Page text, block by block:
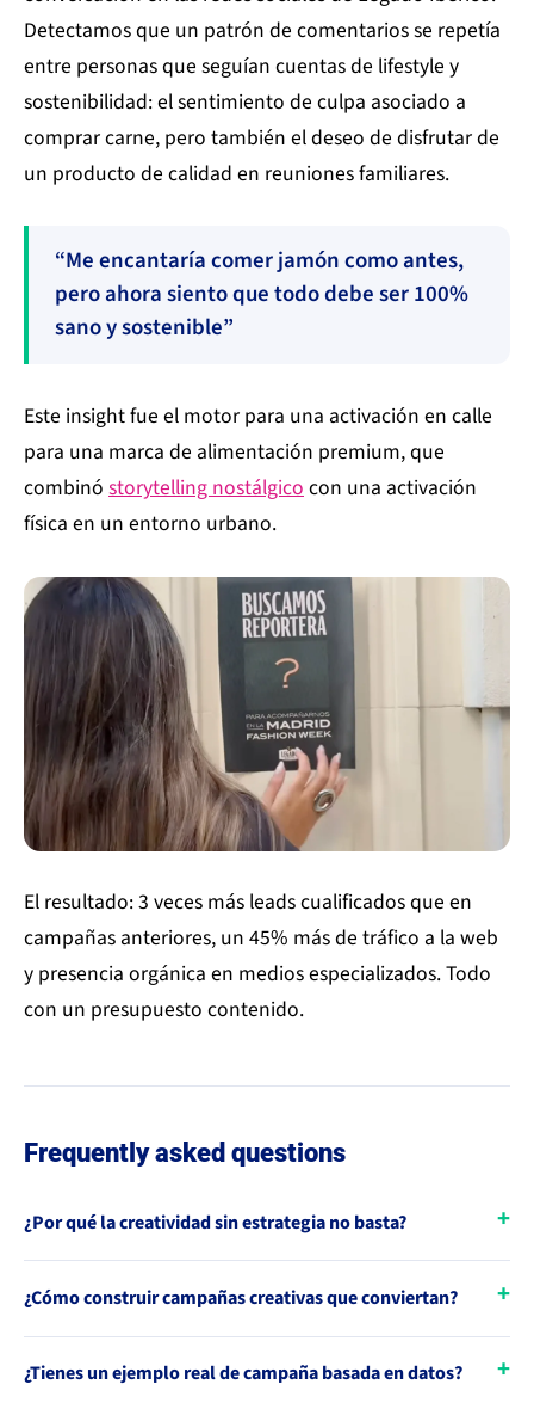
Detectamos que un patrón de comentarios se repetía
entre personas que seguían cuentas de lifestyle y
sostenibilidad: el sentimiento de culpa asociado a
comprar carne, pero también el deseo de disfrutar de
un producto de calidad en reuniones familiares.
“Me encantaría comer jamón como antes,
pero ahora siento que todo debe ser 100%
sano y sostenible”
Este insight fue el motor para una activación en calle
para una marca de alimentación premium, que
combinó storytelling nostálgicocon una activación
física en un entorno urbano.
El resultado: 3 veces más leads cualificados que en
campañas anteriores, un 45% más de tráfico a la web
y presencia orgánica en medios especializados. Todo
con un presupuesto contenido.
Frequently asked questions
¿Por qué la creatividad sin estrategia no basta?
¿Cómo construir campañas creativas que conviertan?
¿Tienes un ejemplo real de campaña basada en datos?